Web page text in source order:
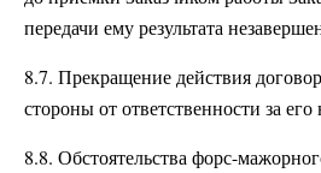
передачи ему результата
8.7. Прекращение действия
стороны от ответственности за
8.8. Обстоятельства форс-